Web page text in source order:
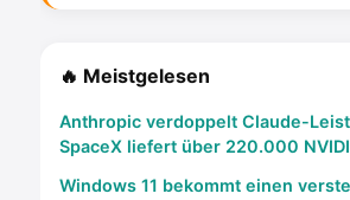
🔥 Meistgelesen
Anthropic verdoppelt Claude-
SpaceX liefert über 220.000
Windows 11 bekommt einen